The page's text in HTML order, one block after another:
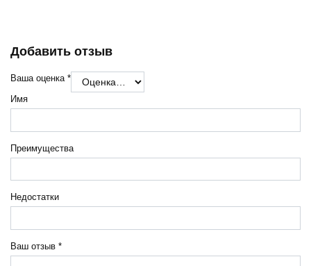
Добавить отзыв
Ваша оценка *
Ваш отзыв *
Имя
Преимущества
Недостатки